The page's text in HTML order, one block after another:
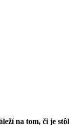
na tom, či je stôl